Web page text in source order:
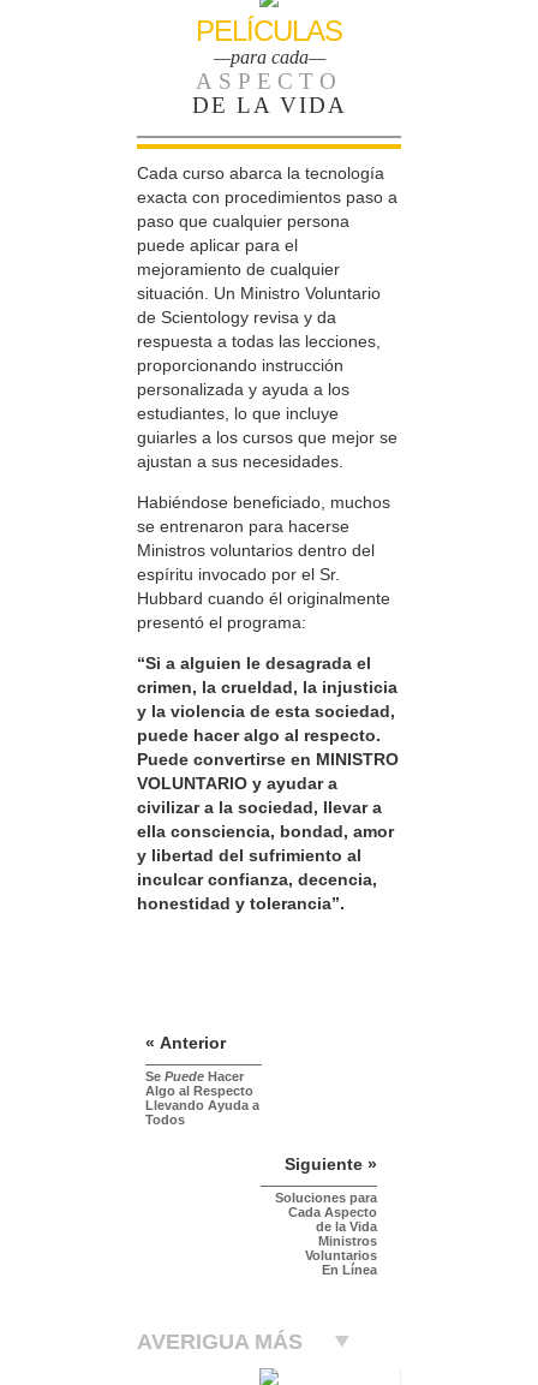
PELÍCULAS
—para cada—
ASPECTO
DE LA VIDA
Cada curso abarca la tecnología
exacta con procedimientos paso a
paso que cualquier persona
puede aplicar para el
mejoramiento de cualquier
situación. Un Ministro Voluntario
de Scientology revisa y da
respuesta a todas las lecciones,
proporcionando instrucción
personalizada y ayuda a los
estudiantes, lo que incluye
guiarles a los cursos que mejor se
ajustan a sus necesidades.
Habiéndose beneficiado, muchos
se entrenaron para hacerse
Ministros voluntarios dentro del
espíritu invocado por el Sr.
Hubbard cuando él originalmente
presentó el programa:
“Si a alguien le desagrada el
crimen, la crueldad, la injusticia
y la violencia de esta sociedad,
puede hacer algo al respecto.
Puede convertirse en MINISTRO
VOLUNTARIO y ayudar a
civilizar a la sociedad, llevar a
ella consciencia, bondad, amor
y libertad del sufrimiento al
inculcar confianza, decencia,
honestidad y tolerancia”.
« Anterior
Se Puede Hacer
Algo al Respecto
Llevando Ayuda a
Todos
Siguiente »
Soluciones para
Cada Aspecto
de la Vida
Ministros
Voluntarios
En Línea
AVERIGUA MÁS